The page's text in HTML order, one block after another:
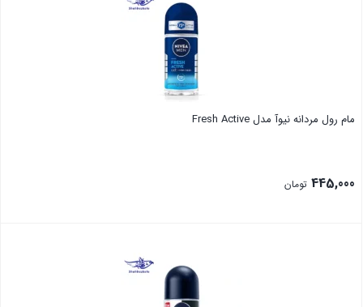
مام رول مردانه نیوآ مدل Fresh Active
445,000 تومان